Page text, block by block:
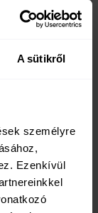
A sütikről
személyre
Ezenkívül
amit
tévedve
illeti